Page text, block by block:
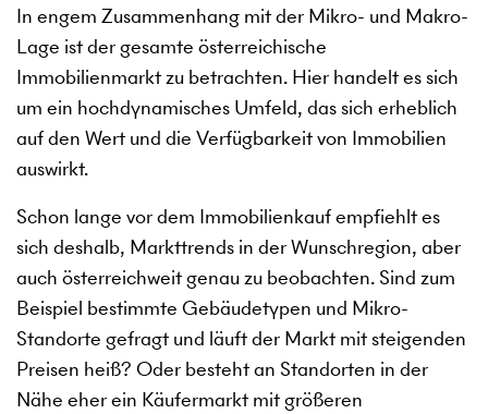
In engem Zusammenhang mit der Mikro- und Makro-
Lage ist der gesamte österreichische
Immobilienmarkt zu betrachten. Hier handelt es sich
um ein hochdynamisches Umfeld, das sich erheblich
auf den Wert und die Verfügbarkeit von Immobilien
auswirkt.
Schon lange vor dem Immobilienkauf empfiehlt es
sich deshalb, Markttrends in der Wunschregion, aber
auch österreichweit genau zu beobachten. Sind zum
Beispiel bestimmte Gebäudetypen und Mikro-
Standorte gefragt und läuft der Markt mit steigenden
Preisen heiß? Oder besteht an Standorten in der
Nähe eher ein Käufermarkt mit größeren